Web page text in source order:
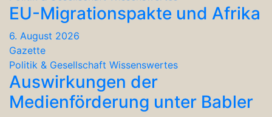
EU-Migrationspakte und Afrika
6. August 2026
Gazette
Politik & Gesellschaft Wissenswertes
Auswirkungen der
Medienförderung unter Babler